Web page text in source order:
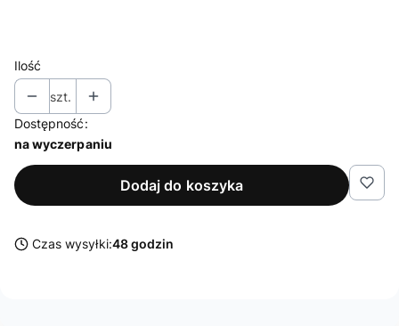
Ilość
szt.
Dostępność:
na wyczerpaniu
Dodaj do koszyka
Czas wysyłki:48 godzin